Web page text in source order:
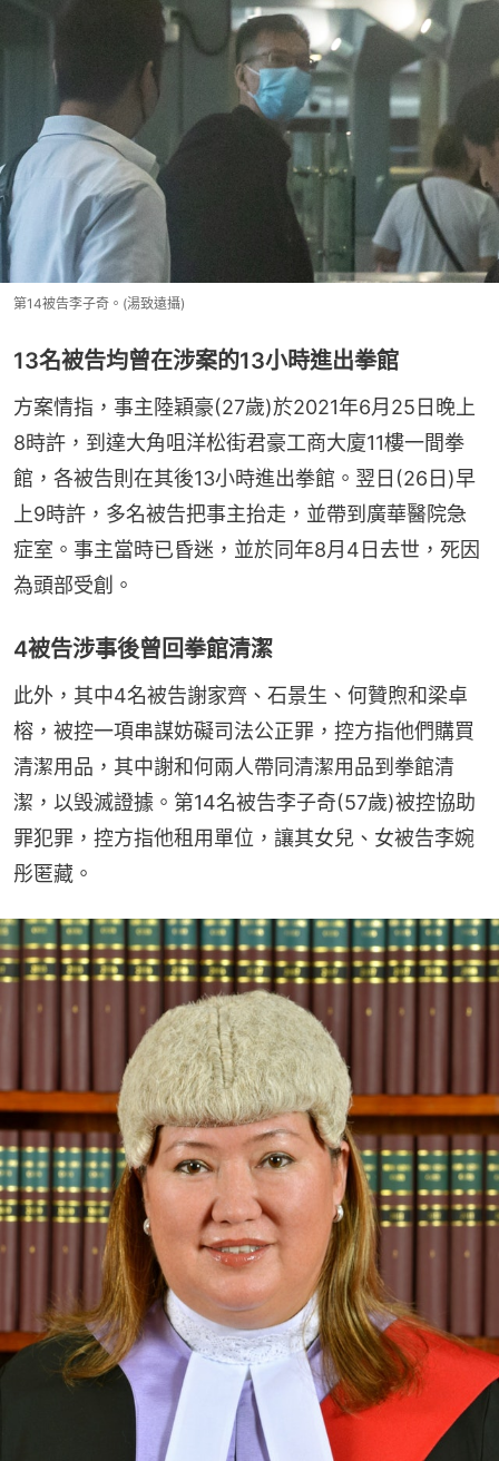
第14被告李子奇。(湯致遠攝)
13名被告均曾在涉案的13小時進出拳館
方案情指，事主陸穎豪(27歲)於2021年6月25日晚上
8時許，到達大角咀洋松街君豪工商大廈11樓一間拳
館，各被告則在其後13小時進出拳館。翌日(26日)早
上9時許，多名被告把事主抬走，並帶到廣華醫院急
症室。事主當時已昏迷，並於同年8月4日去世，死因
為頭部受創。
4被告涉事後曾回拳館清潔
此外，其中4名被告謝家齊、石景生、何贊煦和梁卓
榕，被控一項串謀妨礙司法公正罪，控方指他們購買
清潔用品，其中謝和何兩人帶同清潔用品到拳館清
潔，以毁滅證據。第14名被告李子奇(57歲)被控協助
罪犯罪，控方指他租用單位，讓其女兒、女被告李婉
彤匿藏。